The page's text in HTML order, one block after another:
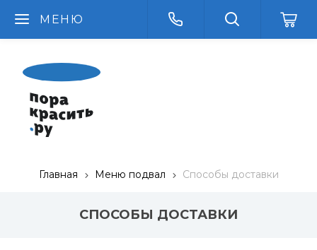
МЕНЮ
Главная Меню подвал Способы доставки
СПОСОБЫ ДОСТАВКИ